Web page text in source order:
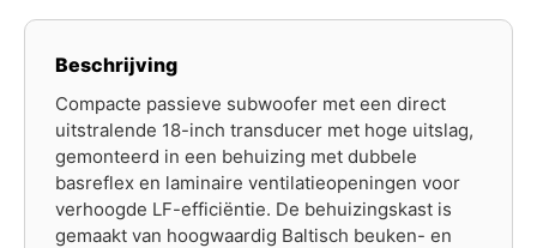
Beschrijving
Compacte passieve subwoofer met een direct
uitstralende 18-inch transducer met hoge uitslag,
gemonteerd in een behuizing met dubbele
basreflex en laminaire ventilatieopeningen voor
verhoogde LF-efficiëntie. De behuizingskast is
gemaakt van hoogwaardig Baltisch beuken- en